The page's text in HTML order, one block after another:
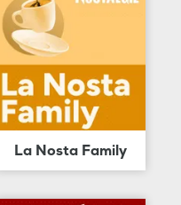
La Nosta Family